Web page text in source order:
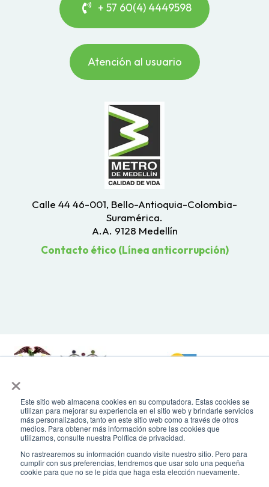
×
Este sitio web almacena cookies en su computadora. Estas cookies se
utilizan para mejorar su experiencia en el sitio web y brindarle servicios
más personalizados, tanto en este sitio web como a través de otros
medios. Para obtener más información sobre las cookies que
utilizamos, consulte nuestra Política de privacidad.
No rastrearemos su información cuando visite nuestro sitio. Pero para
cumplir con sus preferencias, tendremos que usar solo una pequeña
cookie para que no se le pida que haga esta elección nuevamente.
+ 57 60(4) 4449598
Atención al usuario
Calle 44 46-001, Bello-Antioquia-Colombia-
Suramérica.
A.A. 9128 Medellín
Contacto ético (Línea anticorrupción)
Todos los derechos reservados. Recomendamos usar una resolución de
pantalla de 1024 x 768. Para mayor compatibilidad, utilizar microsoft
Edge, Google Chrome o Mozilla Firefox